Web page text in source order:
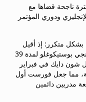
نهاية فترة ناجحة قضاها مع
ودوري المؤتمر
بشكل متكرر: إذ أقيل
نونو سانتو في سبتمبر أيلول 2025، واستمر أنجي بوستيكوغلو لمدة 39
شون دايك في فبراير
مما جعل فورست أول
مدربين دائمين